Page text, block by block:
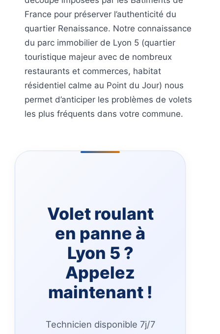
France pour préserver l’authenticité du
quartier Renaissance. Notre connaissance
du parc immobilier de Lyon 5 (quartier
touristique majeur avec de nombreux
restaurants et commerces, habitat
résidentiel calme au Point du Jour) nous
permet d’anticiper les problèmes de volets
les plus fréquents dans votre commune.
Volet roulant
en panne à
Lyon 5 ?
Appelez
maintenant !
Technicien disponible 7j/7